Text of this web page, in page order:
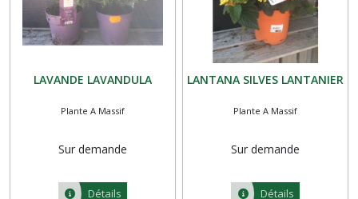
LAVANDE LAVANDULA
Plante A Massif
Sur demande
Détails
LANTANA SILVES LANTANIER
Plante A Massif
Sur demande
Détails